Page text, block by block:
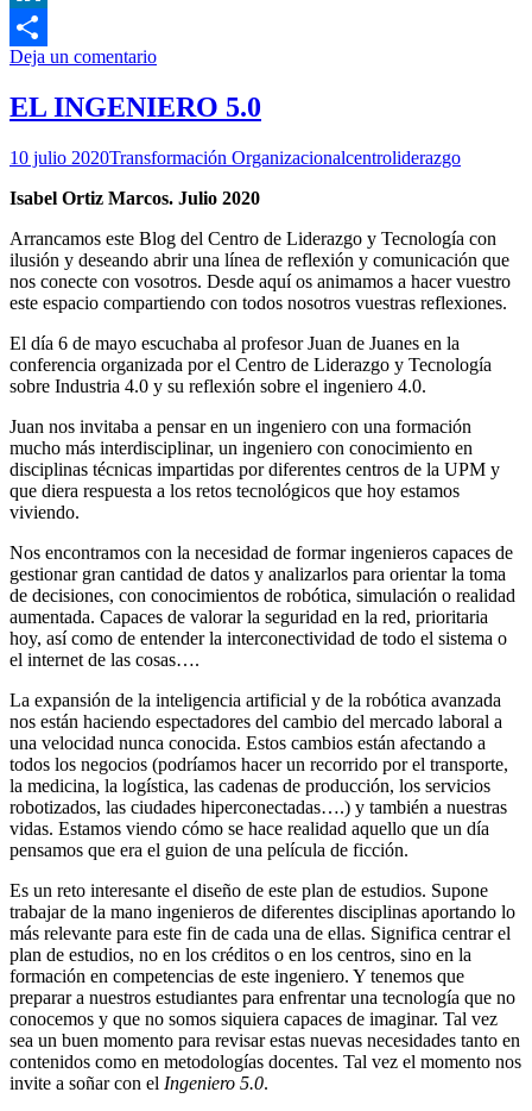
LinkedIn
Compartir
Deja un comentario
EL INGENIERO 5.0
10 julio 2020Transformación Organizacionalcentroliderazgo
Isabel Ortiz Marcos. Julio 2020
Arrancamos este Blog del Centro de Liderazgo y Tecnología con
ilusión y deseando abrir una línea de reflexión y comunicación que
nos conecte con vosotros. Desde aquí os animamos a hacer vuestro
este espacio compartiendo con todos nosotros vuestras reflexiones.
El día 6 de mayo escuchaba al profesor Juan de Juanes en la
conferencia organizada por el Centro de Liderazgo y Tecnología
sobre Industria 4.0 y su reflexión sobre el ingeniero 4.0.
Juan nos invitaba a pensar en un ingeniero con una formación
mucho más interdisciplinar, un ingeniero con conocimiento en
disciplinas técnicas impartidas por diferentes centros de la UPM y
que diera respuesta a los retos tecnológicos que hoy estamos
viviendo.
Nos encontramos con la necesidad de formar ingenieros capaces de
gestionar gran cantidad de datos y analizarlos para orientar la toma
de decisiones, con conocimientos de robótica, simulación o realidad
aumentada. Capaces de valorar la seguridad en la red, prioritaria
hoy, así como de entender la interconectividad de todo el sistema o
el internet de las cosas….
La expansión de la inteligencia artificial y de la robótica avanzada
nos están haciendo espectadores del cambio del mercado laboral a
una velocidad nunca conocida. Estos cambios están afectando a
todos los negocios (podríamos hacer un recorrido por el transporte,
la medicina, la logística, las cadenas de producción, los servicios
robotizados, las ciudades hiperconectadas….) y también a nuestras
vidas. Estamos viendo cómo se hace realidad aquello que un día
pensamos que era el guion de una película de ficción.
Es un reto interesante el diseño de este plan de estudios. Supone
trabajar de la mano ingenieros de diferentes disciplinas aportando lo
más relevante para este fin de cada una de ellas. Significa centrar el
plan de estudios, no en los créditos o en los centros, sino en la
formación en competencias de este ingeniero. Y tenemos que
preparar a nuestros estudiantes para enfrentar una tecnología que no
conocemos y que no somos siquiera capaces de imaginar. Tal vez
sea un buen momento para revisar estas nuevas necesidades tanto en
contenidos como en metodologías docentes. Tal vez el momento nos
invite a soñar con el Ingeniero 5.0.